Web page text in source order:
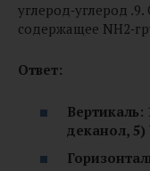
углерод‑углерод
содержащее
Ответ:
Вертикаль:
деканол,